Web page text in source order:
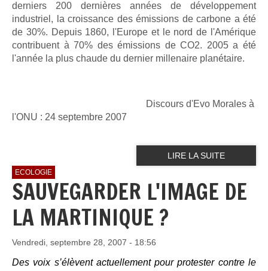
derniers 200 dernières années de développement
industriel, la croissance des émissions de carbone a été
de 30%. Depuis 1860, l'Europe et le nord de l'Amérique
contribuent à 70% des émissions de CO2. 2005 a été
l'année la plus chaude du dernier millenaire planétaire.
Discours d'Evo Morales à
l'ONU : 24 septembre 2007
LIRE LA SUITE
ECOLOGIE
SAUVEGARDER L'IMAGE DE
LA MARTINIQUE ?
Vendredi, septembre 28, 2007 - 18:56
Des voix s’élèvent actuellement pour protester contre le